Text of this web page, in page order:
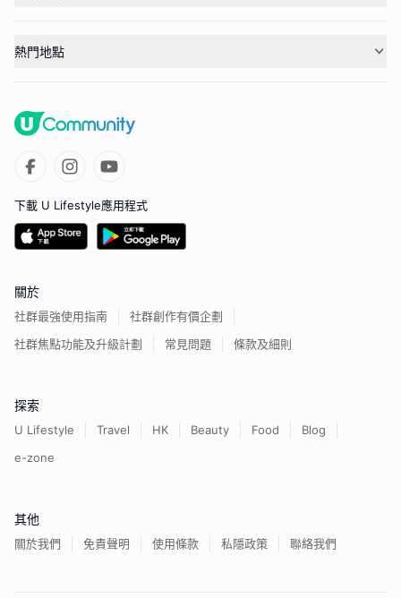
熱門地點
下載 U Lifestyle應用程式
關於
社群最強使用指南
社群創作有價企劃
社群焦點功能及升級計劃
常見問題 條款及細則
探索
U Lifestyle Travel HK Beauty Food
Blog
e-zone
其他
關於我們 免責聲明 使用條款 私隱政策 聯絡我們